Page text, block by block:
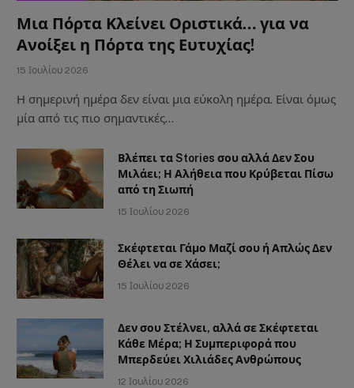
Μια Πόρτα Κλείνει Οριστικά… για να
Ανοίξει η Πόρτα της Ευτυχίας!
15 Ιουλίου 2026
Η σημερινή ημέρα δεν είναι μια εύκολη ημέρα. Είναι όμως
μία από τις πιο σημαντικές…
Βλέπει τα Stories σου αλλά Δεν Σου
Μιλάει; Η Αλήθεια που Κρύβεται Πίσω
από τη Σιωπή
15 Ιουλίου 2026
Σκέφτεται Γάμο Μαζί σου ή Απλώς Δεν
Θέλει να σε Χάσει;
15 Ιουλίου 2026
Δεν σου Στέλνει, αλλά σε Σκέφτεται
Κάθε Μέρα; Η Συμπεριφορά που
Μπερδεύει Χιλιάδες Ανθρώπους
12 Ιουλίου 2026